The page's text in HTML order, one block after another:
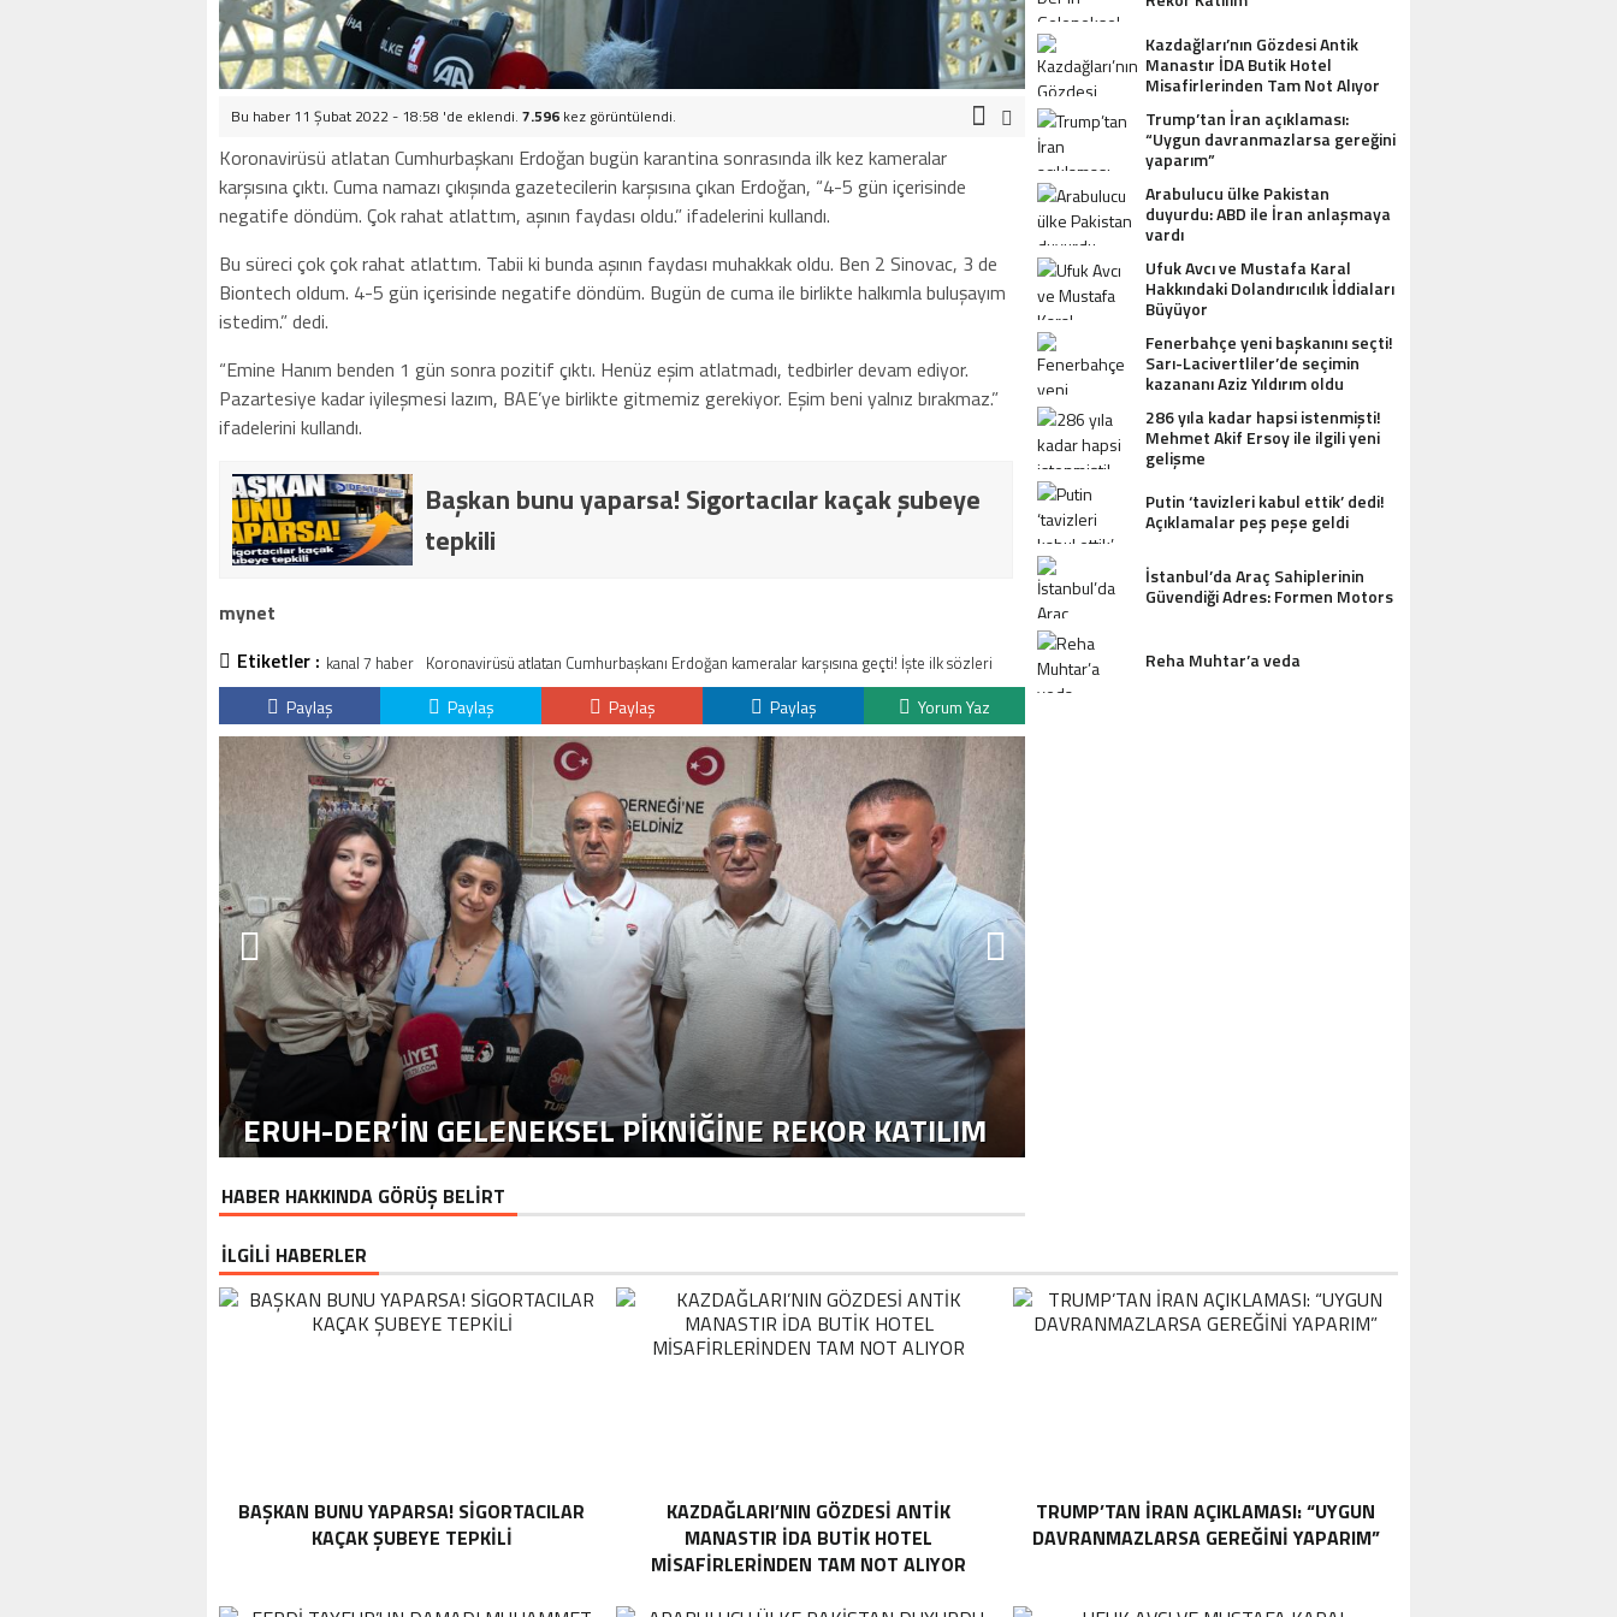
Bu haber 11 Şubat 2022 - 18:58 'de eklendi. 7.596 kez görüntülendi.
Koronavirüsü atlatan Cumhurbaşkanı Erdoğan bugün karantina sonrasında ilk kez kameralar
karşısına çıktı. Cuma namazı çıkışında gazetecilerin karşısına çıkan Erdoğan, “4-5 gün içerisinde
negatife döndüm. Çok rahat atlattım, aşının faydası oldu.” ifadelerini kullandı.
Bu süreci çok çok rahat atlattım. Tabii ki bunda aşının faydası muhakkak oldu. Ben 2 Sinovac, 3 de
Biontech oldum. 4-5 gün içerisinde negatife döndüm. Bugün de cuma ile birlikte halkımla buluşayım
istedim.” dedi.
“Emine Hanım benden 1 gün sonra pozitif çıktı. Henüz eşim atlatmadı, tedbirler devam ediyor.
Pazartesiye kadar iyileşmesi lazım, BAE’ye birlikte gitmemiz gerekiyor. Eşim beni yalnız bırakmaz.”
ifadelerini kullandı.
Başkan bunu yaparsa! Sigortacılar kaçak şubeye
tepkili
mynet
Etiketler : kanal 7 haber Koronavirüsü atlatan Cumhurbaşkanı Erdoğan kameralar karşısına geçti! İşte ilk sözleri
Paylaş Paylaş Paylaş Paylaş Yorum Yaz
ERUH-DER’IN GELENEKSEL PIKNIĞINE REKOR KATILIM
HABER HAKKINDA GÖRÜŞ BELİRT
Kazdağları’nın Gözdesi Antik
Manastır İDA Butik Hotel
Misafirlerinden Tam Not Alıyor
Trump’tan İran açıklaması:
“Uygun davranmazlarsa gereğini
yaparım”
Arabulucu ülke Pakistan
duyurdu: ABD ile İran anlaşmaya
vardı
Ufuk Avcı ve Mustafa Karal
Hakkındaki Dolandırıcılık İddiaları
Büyüyor
Fenerbahçe yeni başkanını seçti!
Sarı-Lacivertliler’de seçimin
kazananı Aziz Yıldırım oldu
286 yıla kadar hapsi istenmişti!
Mehmet Akif Ersoy ile ilgili yeni
gelişme
Putin ‘tavizleri kabul ettik’ dedi!
Açıklamalar peş peşe geldi
İstanbul’da Araç Sahiplerinin
Güvendiği Adres: Formen Motors
Reha Muhtar’a veda
İLGİLİ HABERLER
BAŞKAN BUNU YAPARSA! SIGORTACILAR
KAÇAK ŞUBEYE TEPKILI
KAZDAĞLARI’NIN GÖZDESI ANTIK
MANASTIR İDA BUTIK HOTEL
MISAFIRLERINDEN TAM NOT ALIYOR
TRUMP’TAN İRAN AÇIKLAMASI: “UYGUN
DAVRANMAZLARSA GEREĞINI YAPARIM”